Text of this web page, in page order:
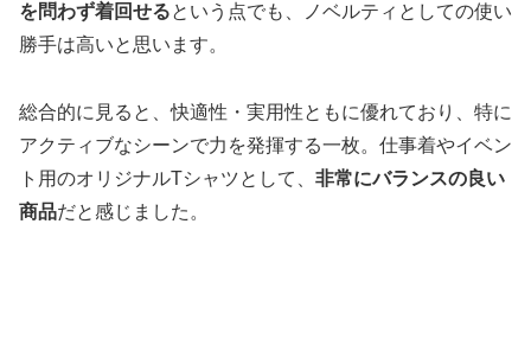
を問わず着回せるという点でも、ノベルティとしての使い
勝手は高いと思います。
総合的に見ると、快適性・実用性ともに優れており、特に
アクティブなシーンで力を発揮する一枚。仕事着やイベン
ト用のオリジナルTシャツとして、 非常にバランスの良い
商品だと感じました。